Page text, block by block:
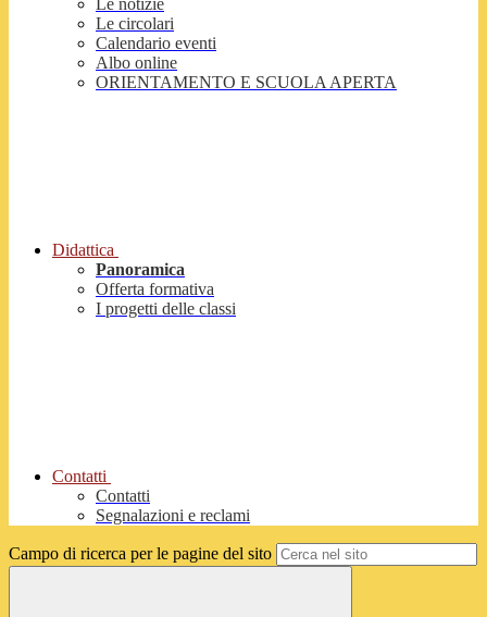
Le notizie
Le circolari
Calendario eventi
Albo online
ORIENTAMENTO E SCUOLA APERTA
Didattica
Panoramica
Offerta formativa
I progetti delle classi
Contatti
Contatti
Segnalazioni e reclami
Campo di ricerca per le pagine del sito